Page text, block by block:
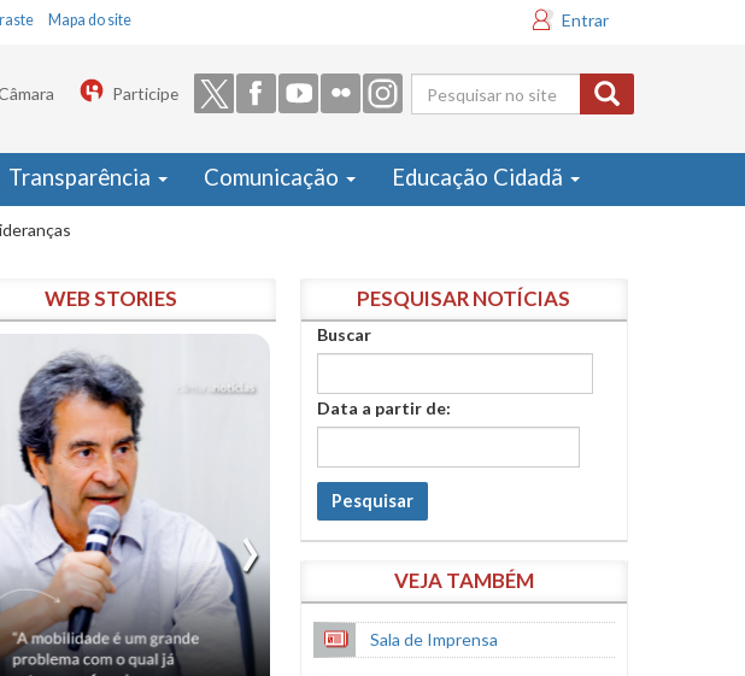
Mapa do site Entrar
Formulário
de busca
Participe
Transparência Comunicação Educação Cidadã
WEB STORIES PESQUISAR NOTÍCIAS
Buscar
Data a partir de:
Pesquisar
VEJA TAMBÉM
Sala de Imprensa